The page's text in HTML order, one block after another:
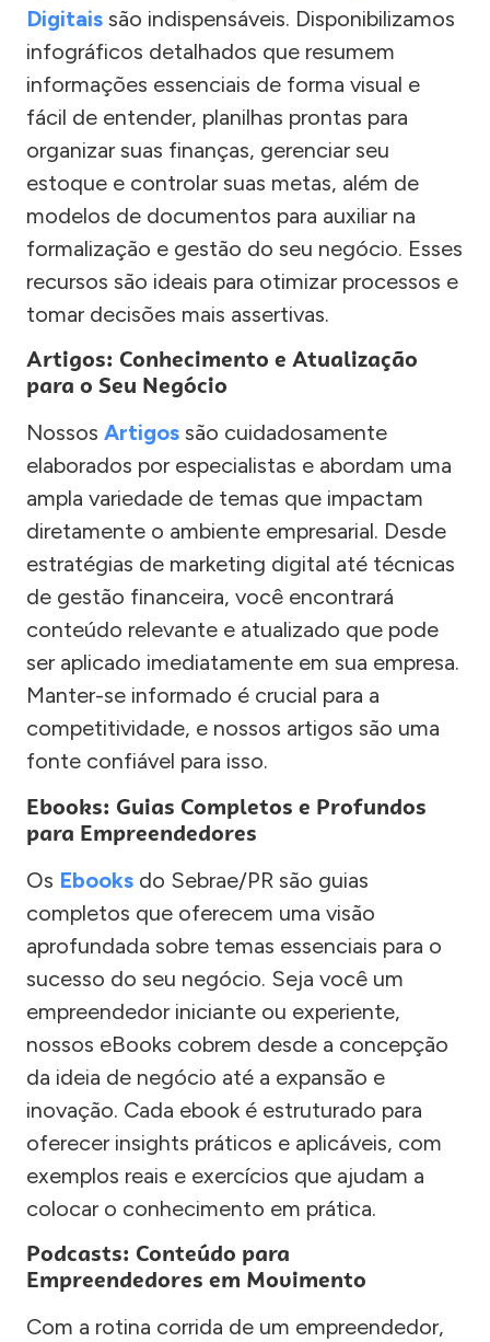
Digitais são indispensáveis. Disponibilizamos
infográficos detalhados que resumem
informações essenciais de forma visual e
fácil de entender, planilhas prontas para
organizar suas finanças, gerenciar seu
estoque e controlar suas metas, além de
modelos de documentos para auxiliar na
formalização e gestão do seu negócio. Esses
recursos são ideais para otimizar processos e
tomar decisões mais assertivas.
Artigos: Conhecimento e Atualização
para o Seu Negócio
Nossos Artigos são cuidadosamente
elaborados por especialistas e abordam uma
ampla variedade de temas que impactam
diretamente o ambiente empresarial. Desde
estratégias de marketing digital até técnicas
de gestão financeira, você encontrará
conteúdo relevante e atualizado que pode
ser aplicado imediatamente em sua empresa.
Manter-se informado é crucial para a
competitividade, e nossos artigos são uma
fonte confiável para isso.
Ebooks: Guias Completos e Profundos
para Empreendedores
Os Ebooks do Sebrae/PR são guias
completos que oferecem uma visão
aprofundada sobre temas essenciais para o
sucesso do seu negócio. Seja você um
empreendedor iniciante ou experiente,
nossos eBooks cobrem desde a concepção
da ideia de negócio até a expansão e
inovação. Cada ebook é estruturado para
oferecer insights práticos e aplicáveis, com
exemplos reais e exercícios que ajudam a
colocar o conhecimento em prática.
Podcasts: Conteúdo para
Empreendedores em Movimento
Com a rotina corrida de um empreendedor,